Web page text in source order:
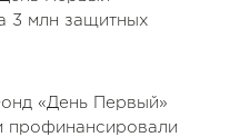
«День Первый»
профинансировали